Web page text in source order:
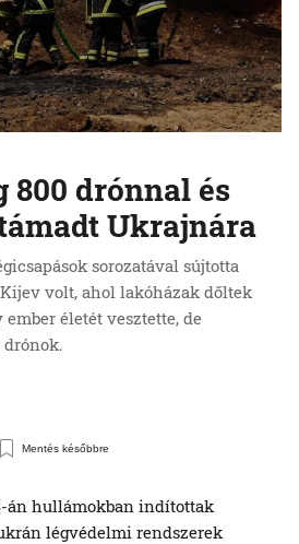
800 drónnal és
Ukrajnára
sorozatával sújtotta
volt, ahol lakóházak dőltek
ember életét vesztette, de
Mentés későbbre
légvédelmi rendszerek